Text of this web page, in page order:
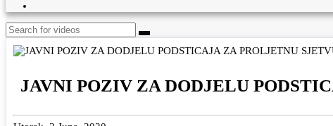
JAVNI POZIV ZA DODJELU